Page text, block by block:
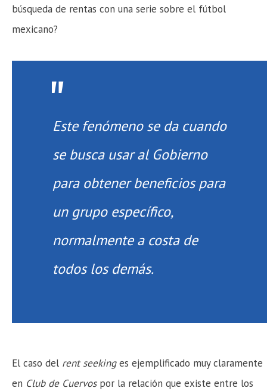
búsqueda de rentas con una serie sobre el fútbol
mexicano?
Este fenómeno se da cuando
se busca usar al Gobierno
para obtener beneficios para
un grupo específico,
normalmente a costa de
todos los demás.
El caso del rent seekinges ejemplificado muy claramente
en Club de Cuervospor la relación que existe entre los